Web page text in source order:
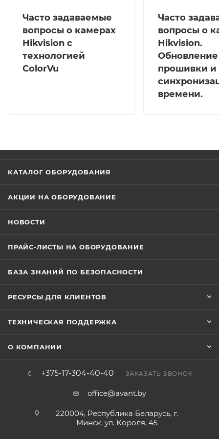
Часто задаваемые
вопросы о камерах
Hikvision с
технологией
ColorVu
Часто
вопросы о
Hikvision.
Обновление
прошивки и
времени.
КАТАЛОГ ОБОРУДОВАНИЯ
АКЦИИ НА ОБОРУДОВАНИЕ
НОВОСТИ
ПРАЙС-ЛИСТЫ НА ОБОРУДОВАНИЕ
БАЗА ЗНАНИЙ ПО БЕЗОПАСНОСТИ
РЕСУРСЫ ДЛЯ КЛИЕНТОВ
ТЕХНИЧЕСКАЯ ПОДДЕРЖКА
О КОМПАНИИ
+375-17-304-40-40 ЗАКАЗАТЬ ЗВОНОК
office@avant.by
220004, Республика Беларусь, г.
Минск, ул. Короля, 45